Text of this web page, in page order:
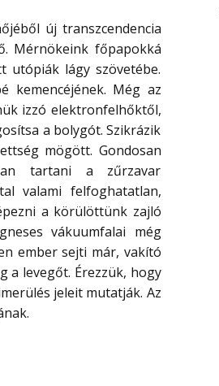
új transzcendencia
Mérnökeink főpapokká
utópiák lágy szövetébe.
kemencéjének. Még az
izzó elektronfelhőktől,
a bolygót. Szikrázik
mögött. Gondosan
tartani a zűrzavar
valami felfoghatatlan,
a körülöttünk zajló
vákuumfalai még
ember sejti már, vakító
a levegőt. Érezzük, hogy
jeleit mutatják. Az